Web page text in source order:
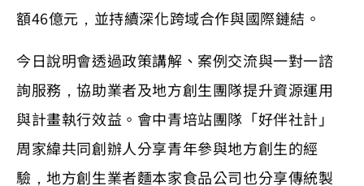
額46億元，並持續深化跨域合作與國際鏈結。
今日說明會透過政策講解、案例交流與一對一諮
詢服務，協助業者及地方創生團隊提升資源運用
與計畫執行效益。會中青培站團隊「好伴社計」
周家緯共同創辦人分享青年參與地方創生的經
驗，地方創生業者麵本家食品公司也分享傳統製